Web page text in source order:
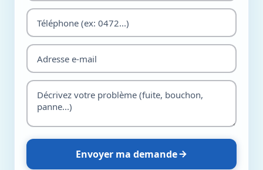
Envoyer ma demande